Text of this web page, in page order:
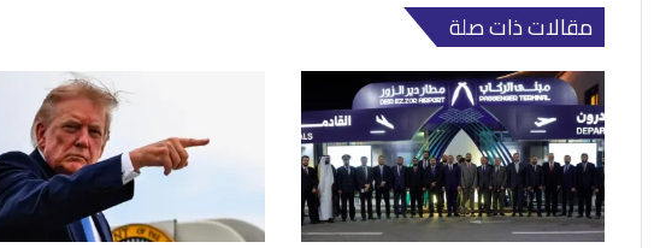
مقالات ذات صلة